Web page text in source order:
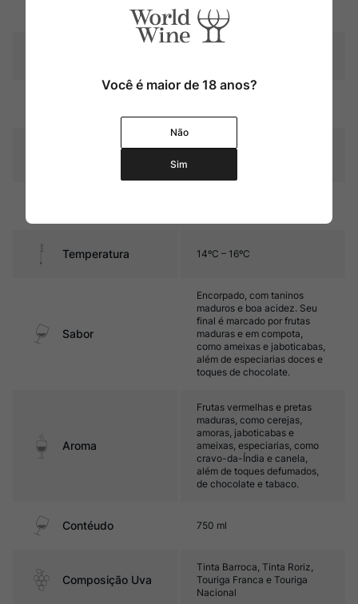
Porto (Douro)
Graduação Alcóoli
Temperatura 14ºC – 16ºC
Sabor
Encorpado, com taninos
maduros e boa acidez. Seu
final é marcado por frutas
maduras e em compota,
como ameixas e jaboticabas,
além de especiarias doces e
toques de chocolate.
Aroma
Frutas vermelhas e pretas
maduras, como cerejas,
amoras, jaboticabas e
ameixas, especiarias, como
cravo-da-Índia e canela,
além de toques defumados,
de chocolate e tabaco.
Contéudo 750 ml
Composição Uva
Tinta Barroca, Tinta Roriz,
Touriga Franca e Touriga
Nacional
Você é maior de 18 anos?
Não
Sim